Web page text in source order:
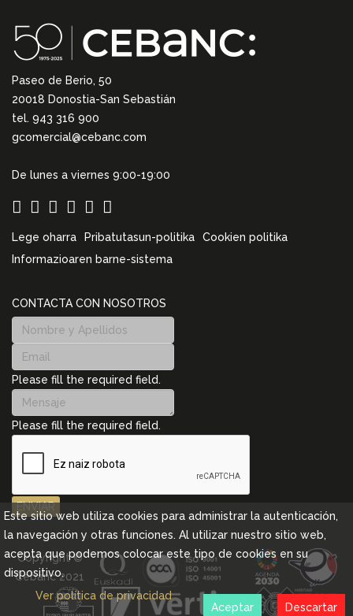
Paseo de Berio, 50
20018 Donostia-San Sebastián
tel. 943 316 900
gcomercial@cebanc.com
De lunes a viernes 9:00-19:00
Lege oharra Pribatutasun-politika
Cookien politika
Informazioaren barne-sistema
CONTACTA CON NOSOTROS
Please fill the required field.
Please fill the required field.
ENVIAR
Copyright ©
Cebanc 2021
Este sitio web utiliza cookies para administrar la autenticación,
la navegación y otras funciones. Al utilizar nuestro sitio web,
acepta que podemos colocar este tipo de cookies en su
dispositivo.
Ver política de privacidad
Descartar
Aceptar